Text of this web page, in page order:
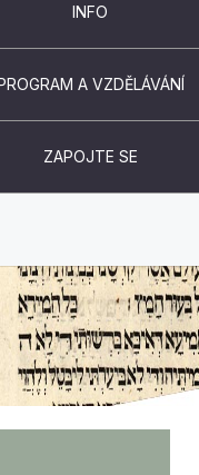
INFO
A VZDĚLÁVÁNÍ
ZAPOJTE SE